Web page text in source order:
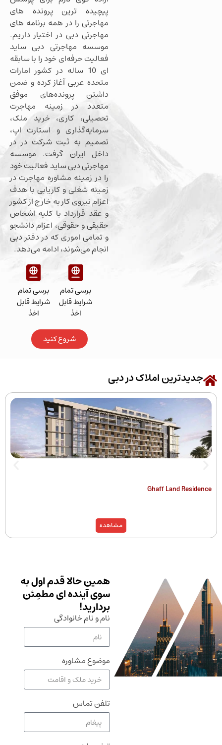
پیچیده ترین پرونده های
مهاجرتی را در همه برنامه های
مهاجرتی دبی در اختیار داریم.
موسسه مهاجرتی دبی ساید
فعالیت حرفه‌ای خود را با سابقه
ای 10 ساله در کشور امارات
متحده عربی آغاز کرده و ضمن
داشتن پرونده‌های موفق
متعدد در زمینه مهاجرت
تحصیلی، کاری، خرید ملک،
سرمایه‌گذاری و استارت اپ،
تصمیم به ثبت شرکت در در
داخل ایران گرفت. موسسه
مهاجرتی دبی ساید فعالیت خود
را در زمینه مشاوره مهاجرت در
زمینه شغلی و کاریابی با هدف
اعزام نیروی کار به خارج از کشور
و عقد قرارداد با کلیه اشخاص
حقیقی و حقوقی، اعزام دانشجو
و تمامی اموری که در دفتر دبی
انجام می‌شوند، ادامه می‌دهد.
برسی تمام
شرایط قابل
اخذ
شروع کنید
املاک در دبی
Ghaff
همین حالا قدم اول به
سوی آینده ای مطمِئن
بردارید!
نام و نام خانوادگی
موضوع مشاوره